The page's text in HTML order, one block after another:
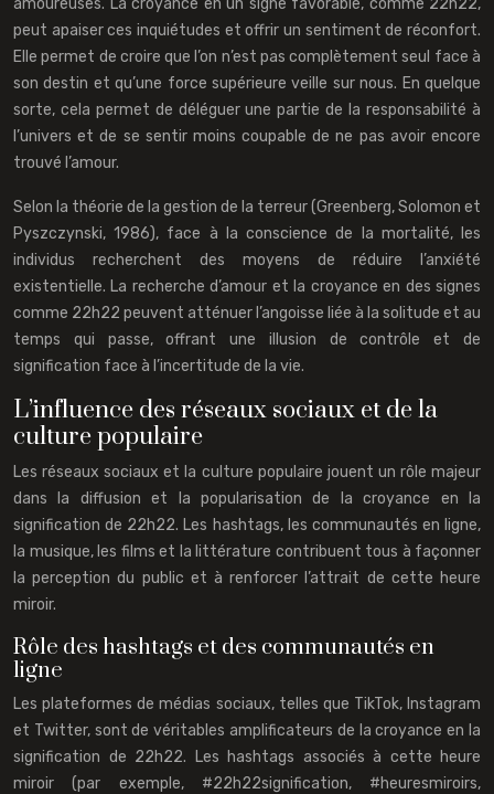
amoureuses. La croyance en un signe favorable, comme 22h22,
peut apaiser ces inquiétudes et offrir un sentiment de réconfort.
Elle permet de croire que l’on n’est pas complètement seul face à
son destin et qu’une force supérieure veille sur nous. En quelque
sorte, cela permet de déléguer une partie de la responsabilité à
l’univers et de se sentir moins coupable de ne pas avoir encore
trouvé l’amour.
Selon la théorie de la gestion de la terreur (Greenberg, Solomon et
Pyszczynski, 1986), face à la conscience de la mortalité, les
individus recherchent des moyens de réduire l’anxiété
existentielle. La recherche d’amour et la croyance en des signes
comme 22h22 peuvent atténuer l’angoisse liée à la solitude et au
temps qui passe, offrant une illusion de contrôle et de
signification face à l’incertitude de la vie.
L’influence des réseaux sociaux et de la
culture populaire
Les réseaux sociaux et la culture populaire jouent un rôle majeur
dans la diffusion et la popularisation de la croyance en la
signification de 22h22. Les hashtags, les communautés en ligne,
la musique, les films et la littérature contribuent tous à façonner
la perception du public et à renforcer l’attrait de cette heure
miroir.
Rôle des hashtags et des communautés en
ligne
Les plateformes de médias sociaux, telles que TikTok, Instagram
et Twitter, sont de véritables amplificateurs de la croyance en la
signification de 22h22. Les hashtags associés à cette heure
miroir (par exemple, #22h22signification, #heuresmiroirs,